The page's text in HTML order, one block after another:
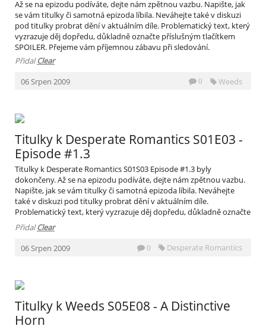
06 Srpen 2009
Až se na epizodu podíváte, dejte nám zpětnou vazbu. Napište, jak
se vám titulky či samotná epizoda líbila. Neváhejte také v diskuzi
pod titulky probrat dění v aktuálním díle. Problematický text, který
vyzrazuje děj dopředu, důkladně označte příslušným tlačítkem
SPOILER. Přejeme vám příjemnou zábavu při sledování.
PřidalClear
0 Weeds
06 Srpen 2009
Titulky k Desperate Romantics S01E03 -
Episode #1.3
Titulky k Desperate Romantics S01S03 Episode #1.3 byly
dokončeny. Až se na epizodu podíváte, dejte nám zpětnou vazbu.
Napište, jak se vám titulky či samotná epizoda líbila. Neváhejte
také v diskuzi pod titulky probrat dění v aktuálním díle.
Problematický text, který vyzrazuje děj dopředu, důkladně označte
příslušným tlačítkem SPOILER. Přejeme vám příjemnou zábavu při
sledování.
PřidalClear
0 Desperate Romantics
Titulky k Weeds S05E08 - A Distinctive
Horn